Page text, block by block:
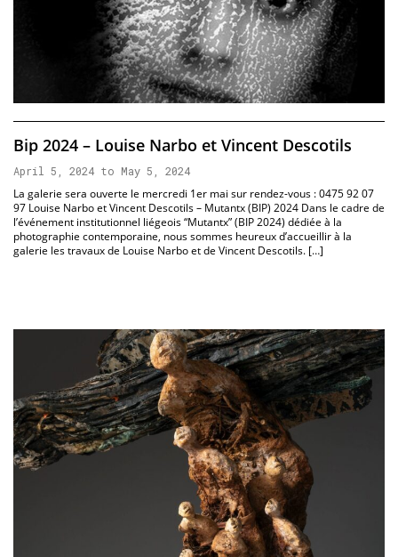
Bip 2024 – Louise Narbo et Vincent Descotils
April 5, 2024 to May 5, 2024
La galerie sera ouverte le mercredi 1er mai sur rendez-vous : 0475 92 07
97 Louise Narbo et Vincent Descotils – Mutantx (BIP) 2024 Dans le cadre de
l’événement institutionnel liégeois “Mutantx” (BIP 2024) dédiée à la
photographie contemporaine, nous sommes heureux d’accueillir à la
galerie les travaux de Louise Narbo et de Vincent Descotils. […]